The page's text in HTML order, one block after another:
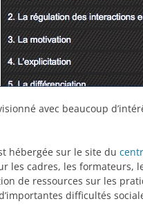
avec beaucoup
hébergée sur le site du
les cadres, les formateurs,
de ressources sur les
difficultés